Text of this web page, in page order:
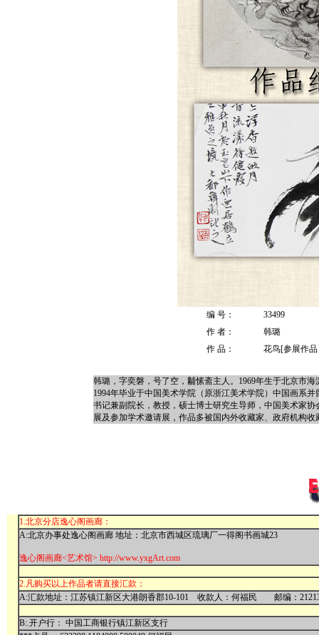
编 号：
33499
作 者：
韩璐
作 品：
花鸟[参展作
韩璐，字奕磐，号了空，黼愫斋主人。1969年生于北京市
1994年毕业于中国美术学院（原浙江美术学院）中国画系
书记兼副院长，教授，硕士博士研究生导师，中国美术家
展及参加学术邀请展，作品多被国内外收藏家、政府机构收
1.北京分店逸心阁画廊：
A:北京办事处逸心阁画廊 地址：北京市西城区琉璃厂一得阁书画城23
逸心阁画廊<艺术馆> http://www.yxgArt.com
2.凡购买以上作品者请直接汇款：
A:汇款地址：江苏镇江新区大港朗香郡10-101 收款人：何福民 邮编：
B:.开户行： 中国工商银行镇江新区支行